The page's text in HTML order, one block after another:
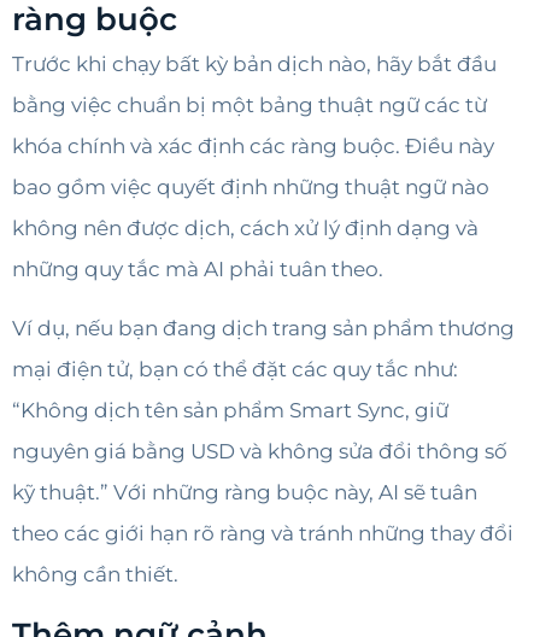
ràng buộc
Trước khi chạy bất kỳ bản dịch nào, hãy bắt đầu
bằng việc chuẩn bị một bảng thuật ngữ các từ
khóa chính và xác định các ràng buộc. Điều này
bao gồm việc quyết định những thuật ngữ nào
không nên được dịch, cách xử lý định dạng và
những quy tắc mà AI phải tuân theo.
Ví dụ, nếu bạn đang dịch trang sản phẩm thương
mại điện tử, bạn có thể đặt các quy tắc như:
“Không dịch tên sản phẩm Smart Sync, giữ
nguyên giá bằng USD và không sửa đổi thông số
kỹ thuật.” Với những ràng buộc này, AI sẽ tuân
theo các giới hạn rõ ràng và tránh những thay đổi
không cần thiết.